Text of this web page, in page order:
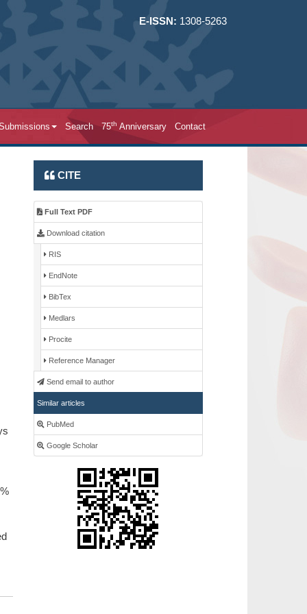
E-ISSN: 1308-5263
Search 75th Anniversary Contact
CITE
Full Text PDF
Download citation
RIS
EndNote
BibTex
Medlars
Procite
Reference Manager
Send email to author
Similar articles
PubMed
Google Scholar